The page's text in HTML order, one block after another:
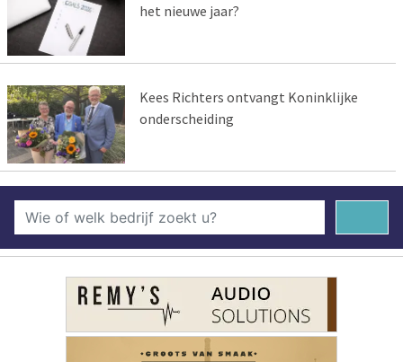
het nieuwe jaar?
Kees Richters ontvangt Koninklijke
onderscheiding